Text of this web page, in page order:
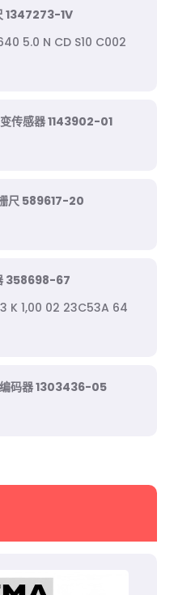
1347273-1V
5.0 N CD S10 C002
变传感器 1143902-01
尺 589617-20
358698-67
K 1,00 02 23C53A 64
编码器 1303436-05